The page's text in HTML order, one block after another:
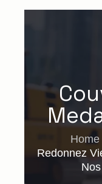
Home
Redonnez